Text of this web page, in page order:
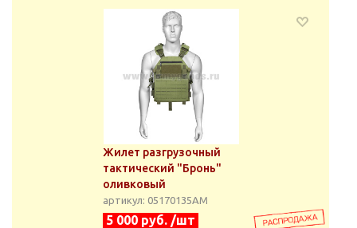
Жилет разгрузочный
тактический "Бронь"
оливковый
артикул: 05170135АМ
5 000 руб. /шт